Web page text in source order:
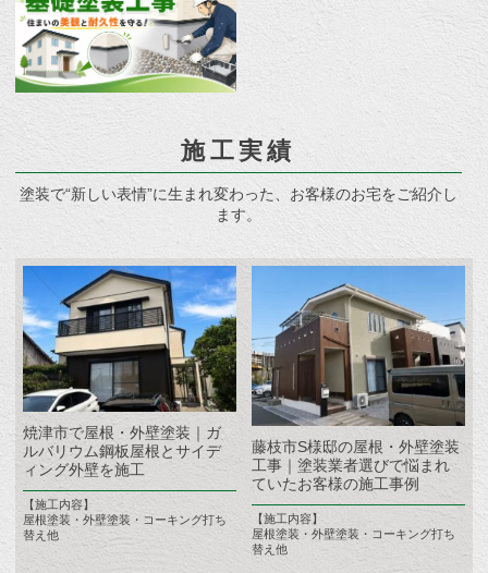
施工実績
塗装で“新しい表情”に生まれ変わった、お客様のお宅をご紹介し
ます。
焼津市で屋根・外壁塗装｜ガ
ルバリウム鋼板屋根とサイデ
ィング外壁を施工
【施工内容】
屋根塗装・外壁塗装・コーキング打ち
替え他
藤枝市S様邸の屋根・外壁塗装
工事｜塗装業者選びで悩まれ
ていたお客様の施工事例
【施工内容】
屋根塗装・外壁塗装・コーキング打ち
替え他